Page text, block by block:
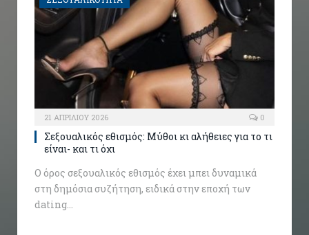
21 ΑΠΡΙΛΊΟΥ 2026 0
Σεξουαλικός εθισμός: Μύθοι κι αλήθειες για το τι
είναι- και τι όχι
Ο όρος σεξουαλικός εθισμός έχει μπει δυναμικά
στη δημόσια συζήτηση, ειδικά στην εποχή των
dating…